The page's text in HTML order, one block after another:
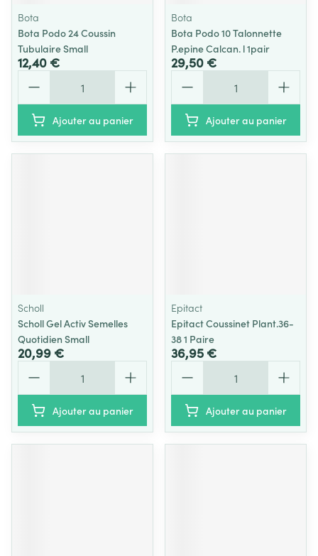
Bota
Bota Podo 24 Coussin
Tubulaire Small
12,40 €
Ajouter au panier
Bota
Bota Podo 10 Talonnette
P.epine Calcan. l 1pair
29,50 €
Ajouter au panier
Scholl
Scholl Gel Activ Semelles
Quotidien Small
20,99 €
Ajouter au panier
Epitact
Epitact Coussinet Plant.36-
38 1 Paire
36,95 €
Ajouter au panier